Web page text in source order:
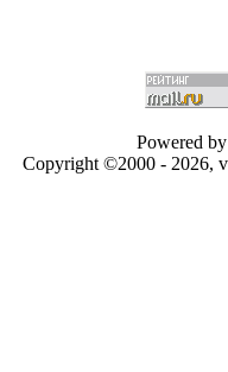
Powered
Copyright ©2000 - 2026,